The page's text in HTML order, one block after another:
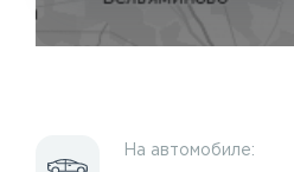
На автомобиле: